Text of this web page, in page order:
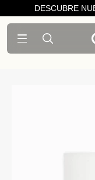
DESCUBRE